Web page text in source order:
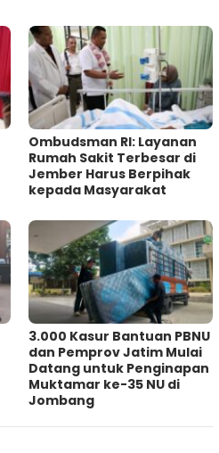
Ombudsman RI: Layanan
Rumah Sakit Terbesar di
Jember Harus Berpihak
kepada Masyarakat
3.000 Kasur Bantuan PBNU
dan Pemprov Jatim Mulai
Datang untuk Penginapan
Muktamar ke-35 NU di
Jombang